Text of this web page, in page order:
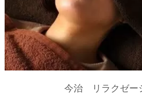
今治 リラクゼー